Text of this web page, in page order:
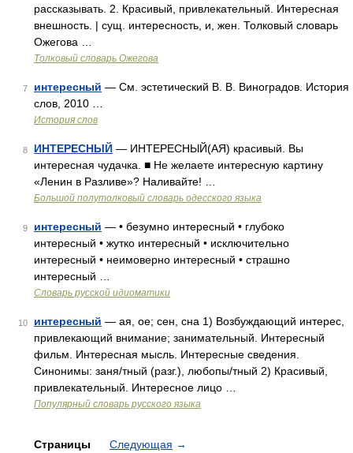
рассказывать. 2. Красивый, привлекательный. Интересная
внешность. | сущ. интересность, и, жен. Толковый словарь
Ожегова …
Толковый словарь Ожегова
7 интересный — См. эстетический В. В. Виноградов. История
слов, 2010 …
История слов
8 ИНТЕРЕСНЫЙ — ИНТЕРЕСНЫЙ(АЯ) красивый. Вы
интересная чудачка. ■ Не желаете интересную картину
«Ленин в Разливе»? Наливайте! …
Большой полутолковый словарь одесского языка
9 интересный — • безумно интересный • глубоко
интересный • жутко интересный • исключительно
интересный • неимоверно интересный • страшно
интересный …
Словарь русской идиоматики
10 интересный — ая, ое; сен, сна 1) Возбуждающий интерес,
привлекающий внимание; занимательный. Интересный
фильм. Интересная мысль. Интересные сведения.
Синонимы: заня/тный (разг.), любопы/тный 2) Красивый,
привлекательный. Интересное лицо …
Популярный словарь русского языка
Страницы Следующая →